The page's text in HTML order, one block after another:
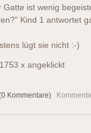
Gatte ist wenig
Kind 1 antwortet
lügt sie nicht :-)
x angeklickt
Kommentare)